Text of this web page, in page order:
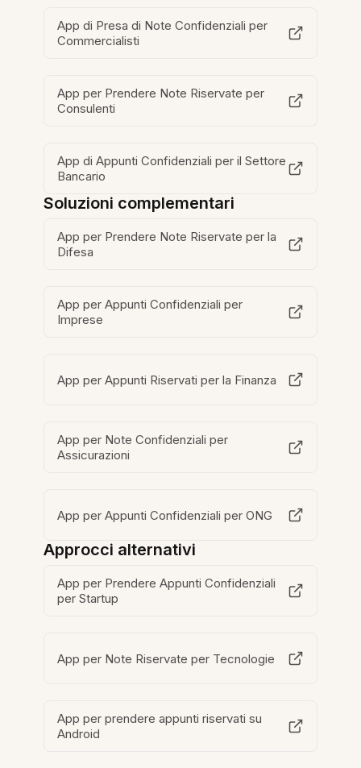
App di Presa di Note Confidenziali per
Commercialisti
App per Prendere Note Riservate per
Consulenti
App di Appunti Confidenziali per il Settore
Bancario
Soluzioni complementari
App per Prendere Note Riservate per la
Difesa
App per Appunti Confidenziali per
Imprese
App per Appunti Riservati per la Finanza
App per Note Confidenziali per
Assicurazioni
App per Appunti Confidenziali per ONG
Approcci alternativi
App per Prendere Appunti Confidenziali
per Startup
App per Note Riservate per Tecnologie
App per prendere appunti riservati su
Android